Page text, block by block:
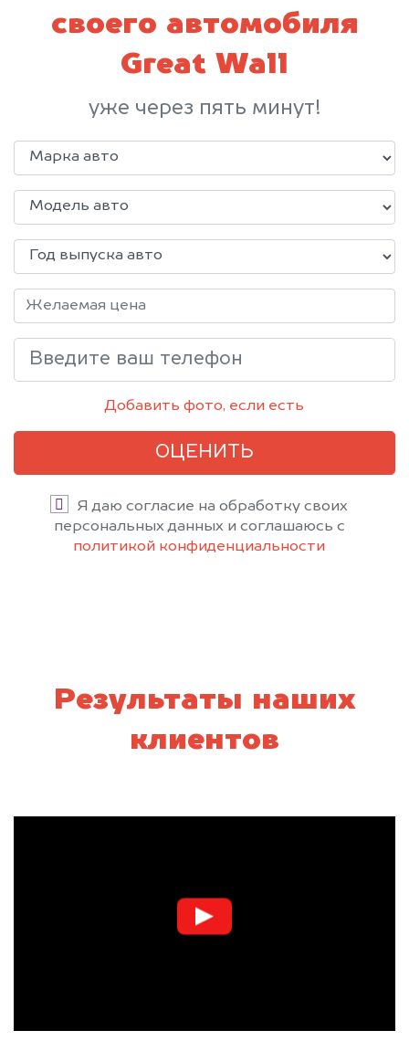
своего автомобиля
Great Wall
уже через пять минут!
Добавить фото, если есть
ОЦЕНИТЬ
Я даю согласие на обработку своих
персональных данных и соглашаюсь с
политикой конфиденциальности
Результаты наших
клиентов